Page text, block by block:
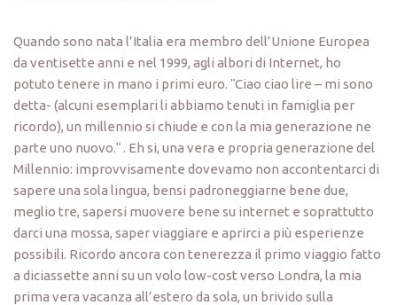
Quando sono nata l’Italia era membro dell’Unione Europea
da ventisette anni e nel 1999, agli albori di Internet, ho
potuto tenere in mano i primi euro. ʺCiao ciao lire – mi sono
detta- (alcuni esemplari li abbiamo tenuti in famiglia per
ricordo), un millennio si chiude e con la mia generazione ne
parte uno nuovo.ʺ . Eh si, una vera e propria generazione del
Millennio: improvvisamente dovevamo non accontentarci di
sapere una sola lingua, bensi padroneggiarne bene due,
meglio tre, sapersi muovere bene su internet e soprattutto
darci una mossa, saper viaggiare e aprirci a più esperienze
possibili. Ricordo ancora con tenerezza il primo viaggio fatto
a diciassette anni su un volo low-cost verso Londra, la mia
prima vera vacanza all’estero da sola, un brivido sulla